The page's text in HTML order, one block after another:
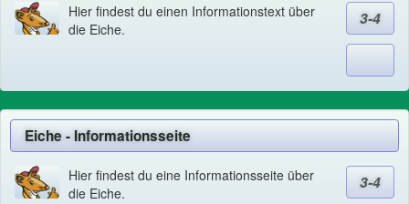
Hier findest du einen Informationstext über
die Eiche.
3-4
Eiche - Informationsseite
Hier findest du eine Informationsseite über
die Eiche.
3-4